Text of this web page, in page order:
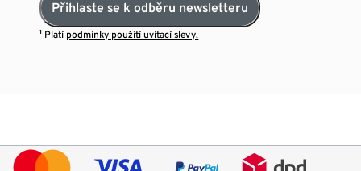
Přihlaste se k odběru newsletteru
¹ Platí podmínky použití uvítací slevy.